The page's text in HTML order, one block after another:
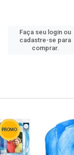
Faça seu login ou
cadastre-se para
comprar.